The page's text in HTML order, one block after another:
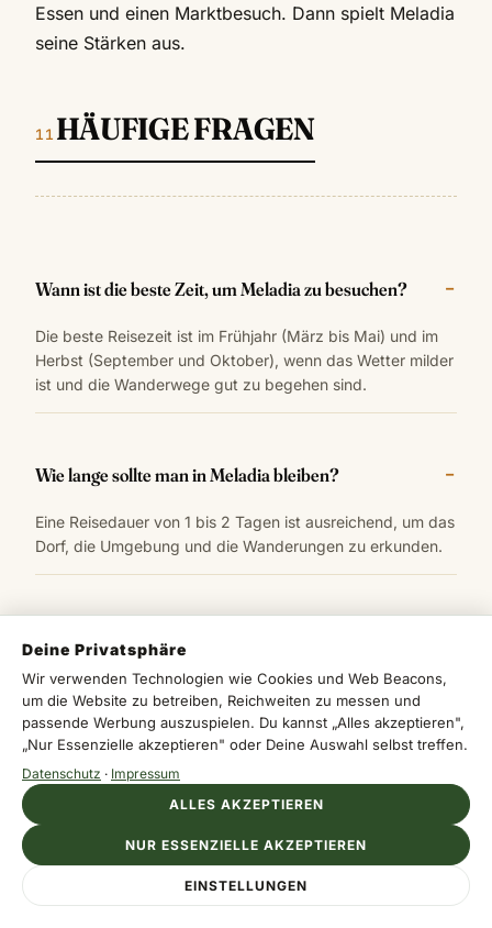
Essen und einen Marktbesuch. Dann spielt Meladia
seine Stärken aus.
HÄUFIGE FRAGEN
Wann ist die beste Zeit, um Meladia zu besuchen?
Die beste Reisezeit ist im Frühjahr (März bis Mai) und im
Herbst (September und Oktober), wenn das Wetter milder
ist und die Wanderwege gut zu begehen sind.
Wie lange sollte man in Meladia bleiben?
Eine Reisedauer von 1 bis 2 Tagen ist ausreichend, um das
Dorf, die Umgebung und die Wanderungen zu erkunden.
Die beste Anreise erfolgt über den Flughafen Paphos mit
einem Mietwagen, der etwa 40 Kilometer entfernt ist.
Alternativ gibt es auch Busverbindungen aus Paphos und
Limassol.
Welche historischen Epochen haben Meladia geprägt?
Meladia wurde von der Bronzezeit über venezianische
Deine Privatsphäre
Wir verwenden Technologien wie Cookies und Web Beacons,
um die Website zu betreiben, Reichweiten zu messen und
passende Werbung auszuspielen. Du kannst „Alles akzeptieren",
„Nur Essenzielle akzeptieren" oder Deine Auswahl selbst treffen.
Datenschutz · Impressum
EINSTELLUNGEN
NUR ESSENZIELLE AKZEPTIEREN
ALLES AKZEPTIEREN